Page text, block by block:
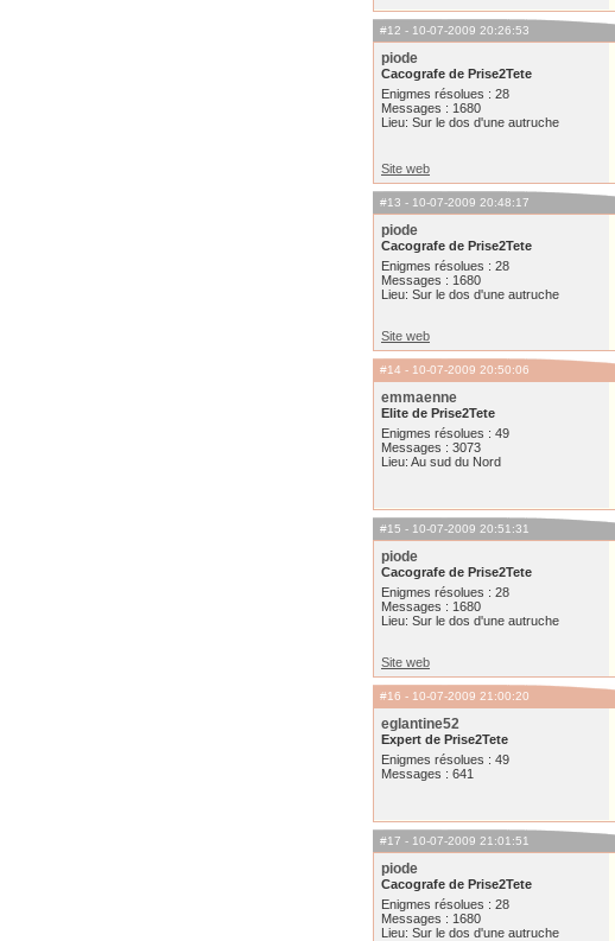
#12 - 10-07-2009 20:26:53
piode
Cacografe de Prise2Tete
Enigmes résolues : 28
Messages : 1680
Lieu: Sur le dos d'une autruche
Site web
#13 - 10-07-2009 20:48:17
piode
Cacografe de Prise2Tete
Enigmes résolues : 28
Messages : 1680
Lieu: Sur le dos d'une autruche
Site web
#14 - 10-07-2009 20:50:06
emmaenne
Elite de Prise2Tete
Enigmes résolues : 49
Messages : 3073
Lieu: Au sud du Nord
#15 - 10-07-2009 20:51:31
piode
Cacografe de Prise2Tete
Enigmes résolues : 28
Messages : 1680
Lieu: Sur le dos d'une autruche
Site web
#16 - 10-07-2009 21:00:20
eglantine52
Expert de Prise2Tete
Enigmes résolues : 49
Messages : 641
#17 - 10-07-2009 21:01:51
piode
Cacografe de Prise2Tete
Enigmes résolues : 28
Messages : 1680
Lieu: Sur le dos d'une autruche